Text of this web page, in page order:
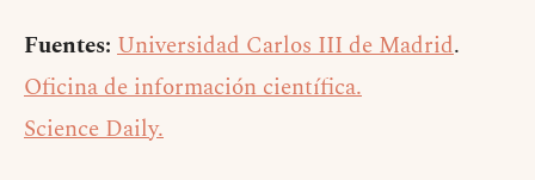
Fuentes: Universidad Carlos III de Madrid.
Oficina de información científica.
Science Daily.